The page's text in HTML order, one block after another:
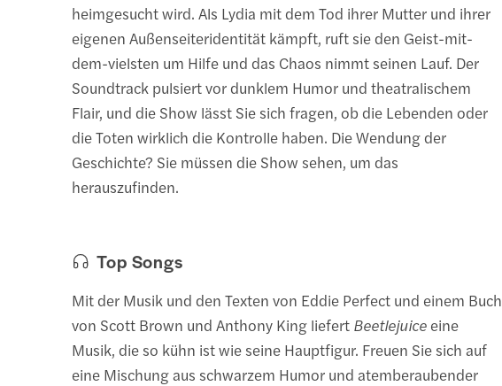
heimgesucht wird. Als Lydia mit dem Tod ihrer Mutter und ihrer
eigenen Außenseiteridentität kämpft, ruft sie den Geist-mit-
dem-vielsten um Hilfe und das Chaos nimmt seinen Lauf. Der
Soundtrack pulsiert vor dunklem Humor und theatralischem
Flair, und die Show lässt Sie sich fragen, ob die Lebenden oder
die Toten wirklich die Kontrolle haben. Die Wendung der
Geschichte? Sie müssen die Show sehen, um das
herauszufinden.
Top Songs
Mit der Musik und den Texten von Eddie Perfect und einem Buch
von Scott Brown und Anthony King liefert Beetlejuice eine
Musik, die so kühn ist wie seine Hauptfigur. Freuen Sie sich auf
eine Mischung aus schwarzem Humor und atemberaubender